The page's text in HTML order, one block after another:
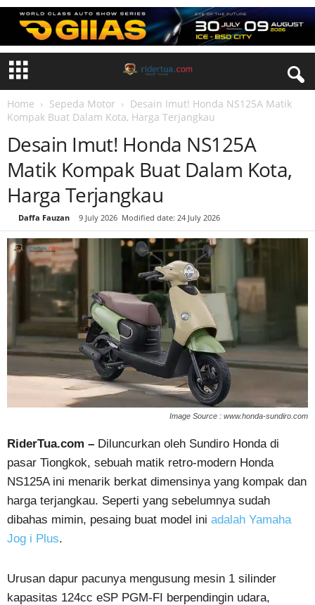
Home Sepeda Motor
Desain Imut! Honda NS125A Matik
Kompak Buat Dalam Kota, Harga Terjangkau
Desain Imut! Honda NS125A
Matik Kompak Buat Dalam Kota,
Harga Terjangkau
Daffa Fauzan 9 July 2026 Modified date: 24 July 2026
Image Source : www.honda-sundiro.com
RiderTua.com – Diluncurkan oleh Sundiro Honda di
pasar Tiongkok, sebuah matik retro-modern Honda
NS125A ini menarik berkat dimensinya yang kompak dan
harga terjangkau. Seperti yang sebelumnya sudah
dibahas mimin, pesaing buat model ini adalah Yamaha
Jog i Plus.
Urusan dapur pacunya mengusung mesin 1 silinder
kapasitas 124cc eSP PGM-FI berpendingin udara,